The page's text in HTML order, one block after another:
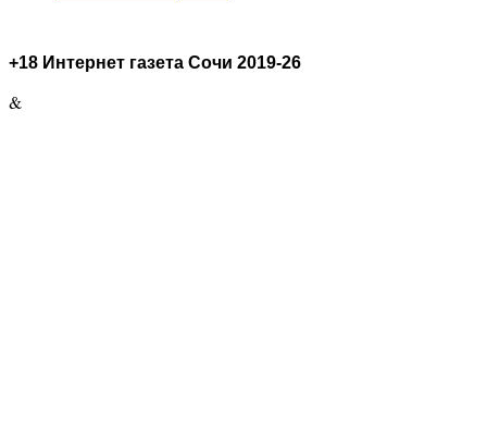
+18 Интернет газета Сочи 2019-26
&